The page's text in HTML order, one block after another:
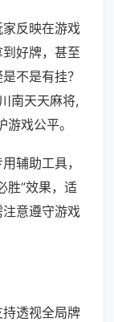
反映在游戏
好牌，甚至
不是有挂？
南天天麻将,
戏公平。
辅助工具，
胜”效果，适
意遵守游戏
透视全局牌